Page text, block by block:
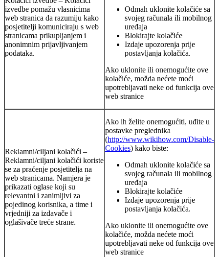
izvedbe pomažu vlasnicima
web stranica da razumiju kako
posjetitelji komuniciraju s web
stranicama prikupljanjem i
anonimnim prijavljivanjem
podataka.
Odmah uklonite kolačiće sa
svojeg računala ili mobilnog
uređaja
Blokirajte kolačiće
Izdaje upozorenja prije
postavljanja kolačića.
Ako uklonite ili onemogućite ove
kolačiće, možda nećete moći
upotrebljavati neke od funkcija ove
web stranice
Reklamni/ciljani kolačići –
Reklamni/ciljani kolačići koriste
se za praćenje posjetitelja na
web stranicama. Namjera je
prikazati oglase koji su
relevantni i zanimljivi za
pojedinog korisnika, a time i
vrjedniji za izdavače i
oglašivače treće strane.
Ako ih želite onemogućiti, uđite u
postavke preglednika
(http://www.wikihow.com/Disable-
Cookies) kako biste:
Odmah uklonite kolačiće sa
svojeg računala ili mobilnog
uređaja
Blokirajte kolačiće
Izdaje upozorenja prije
postavljanja kolačića.
Ako uklonite ili onemogućite ove
kolačiće, možda nećete moći
upotrebljavati neke od funkcija ove
web stranice